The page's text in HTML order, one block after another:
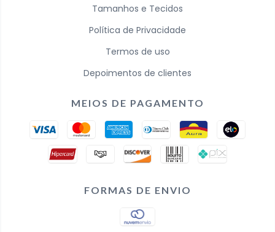
Tamanhos e Tecidos
Política de Privacidade
Termos de uso
Depoimentos de clientes
MEIOS DE PAGAMENTO
FORMAS DE ENVIO